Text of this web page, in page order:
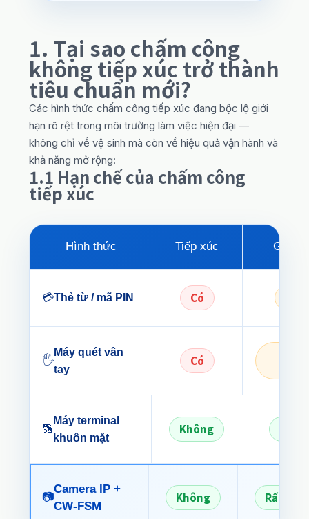
1. Tại sao chấm công
không tiếp xúc trở thành
tiêu chuẩn mới?
Các hình thức chấm công tiếp xúc đang bộc lộ giới
hạn rõ rệt trong môi trường làm việc hiện đại —
không chỉ về vệ sinh mà còn về hiệu quả vận hành và
khả năng mở rộng:
1.1 Hạn chế của chấm công
tiếp xúc
Hình thức Tiếp xúc Gian
💳Thẻ từ / mã PIN Có
🖐️
Máy quét vân
tay
Có
🔢
Máy terminal
khuôn mặt
Không
📷
Camera IP +
CW-FSM
Không Rất